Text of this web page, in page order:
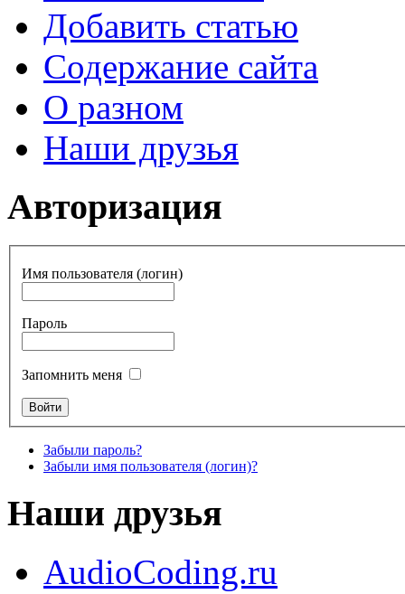
Добавить статью
Содержание сайта
О разном
Наши друзья
Авторизация
Имя пользователя (логин)
Пароль
Запомнить меня
Забыли пароль?
Забыли имя пользователя (логин)?
Наши друзья
AudioCoding.ru